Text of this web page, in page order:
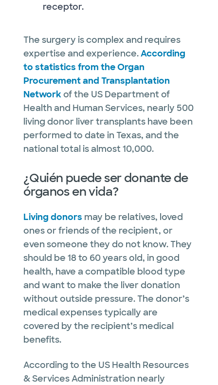
receptor.
The surgery is complex and requires
expertise and experience.According
to statistics from the Organ
Procurement and Transplantation
Networkof the US Department of
Health and Human Services, nearly 500
living donor liver transplants have been
performed to date in Texas, and the
national total is almost 10,000.
¿Quién puede ser donante de
órganos en vida?
Living donors may be relatives, loved
ones or friends of the recipient, or
even someone they do not know. They
should be 18 to 60 years old, in good
health, have a compatible blood type
and want to make the liver donation
without outside pressure. The donor’s
medical expenses typically are
covered by the recipient’s medical
benefits.
According to the US Health Resources
& Services Administration nearly